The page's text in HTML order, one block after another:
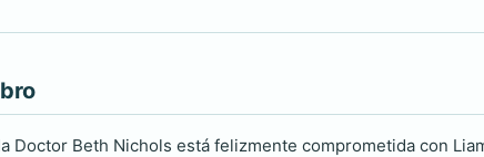
Doctor Beth Nichols está felizmente comprometida con